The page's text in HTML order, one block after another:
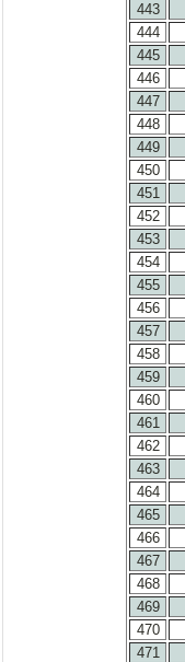
443
444
445
446
447
448
449
450
451
452
453
454
455
456
457
458
459
460
461
462
463
464
465
466
467
468
469
470
471